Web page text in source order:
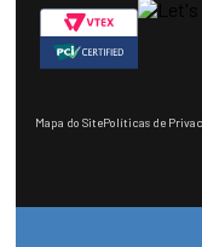
Mapa do SitePolíticas de